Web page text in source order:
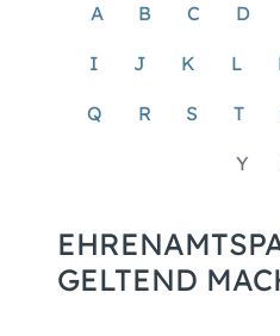
A B C D
I J K L
Q R S T
Y
GELTEND